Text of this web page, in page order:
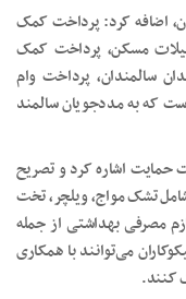
اضافه کرد: پرداخت کمک
مسکن، پرداخت کمک
سالمندان، پرداخت وام
که به مددجویان سالمند
حمایت اشاره کرد و تصریح
تشک مواج، ویلچر، تخت
مصرفی بهداشتی از جمله
می‌توانند با همکاری
کنند.